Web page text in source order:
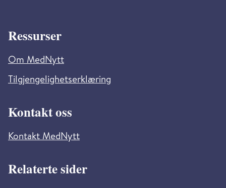
Ressurser
Om MedNytt
Tilgjengelighetserklæring
Kontakt oss
Kontakt MedNytt
Relaterte sider